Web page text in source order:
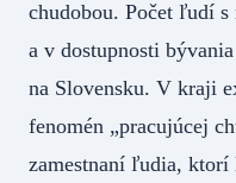
chudobou. Počet ľudí
a v dostupnosti
na Slovensku. V kraji
fenomén „pracujúcej
zamestnaní ľudia,